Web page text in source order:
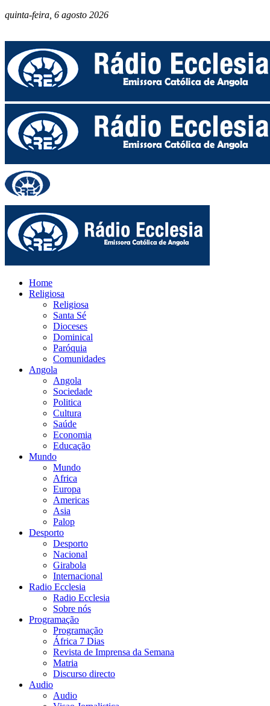
quinta-feira, 6 agosto 2026
Home
Religiosa
Religiosa
Santa Sé
Dioceses
Dominical
Paróquia
Comunidades
Angola
Angola
Sociedade
Politica
Cultura
Saúde
Economia
Educação
Mundo
Mundo
Africa
Europa
Americas
Asia
Palop
Desporto
Desporto
Nacional
Girabola
Internacional
Radio Ecclesia
Radio Ecclesia
Sobre nós
Programação
Programação
África 7 Dias
Revista de Imprensa da Semana
Matria
Discurso directo
Audio
Audio